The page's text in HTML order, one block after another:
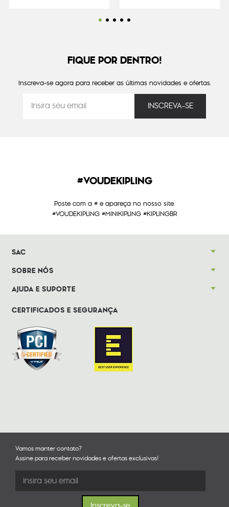
FIQUE POR DENTRO!
Inscreva-se agora para receber as últimas novidades e ofertas.
#VOUDEKIPLING
Poste com a # e apareça no nosso site.
#VOUDEKIPLING #MINIKIPLING #KIPLINGBR
SAC
SOBRE NÓS
AJUDA E SUPORTE
CERTIFICADOS E SEGURANÇA
Vamos manter contato?
Assine para receber novidades e ofertas exclusivas!